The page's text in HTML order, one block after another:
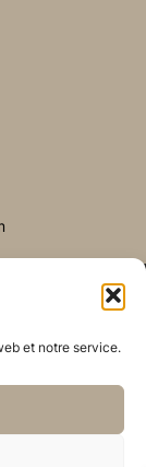
et notre service.